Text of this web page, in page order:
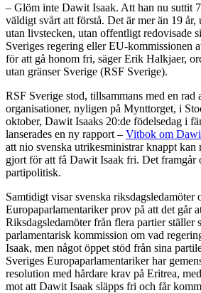
– Glöm inte Dawit Isaak. Att han nu suttit
väldigt svårt att förstå. Det är mer än 19 år,
utan livstecken, utan offentligt redovisade
Sveriges regering eller EU-kommissionen
för att gå honom fri, säger Erik Halkjaer,
utan gränser Sverige (RSF Sverige).
RSF Sverige stod, tillsammans med en rad
organisationer, nyligen på Mynttorget, i
oktober, Dawit Isaaks 20:de födelsedag i
lanserades en ny rapport – Vitbok om
att nio svenska utrikesministrar knappt
gjort för att få Dawit Isaak fri. Det framgår
partipolitisk.
Samtidigt visar svenska riksdagsledamöter
Europaparlamentariker prov på att det går
Riksdagsledamöter från flera partier ställer
parlamentarisk kommission om vad
Isaak, men något öppet stöd från sina
Sveriges Europaparlamentariker har
resolution med hårdare krav på Eritrea,
mot att Dawit Isaak släpps fri och får